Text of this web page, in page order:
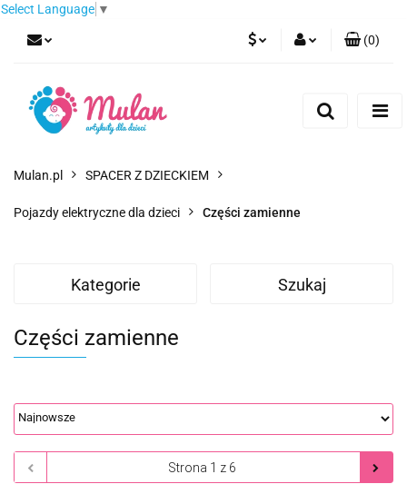
Select Language ▼
(0)
Mulan.pl SPACER Z DZIECKIEM
Pojazdy elektryczne dla dzieci Części zamienne
Kategorie Szukaj
Części zamienne